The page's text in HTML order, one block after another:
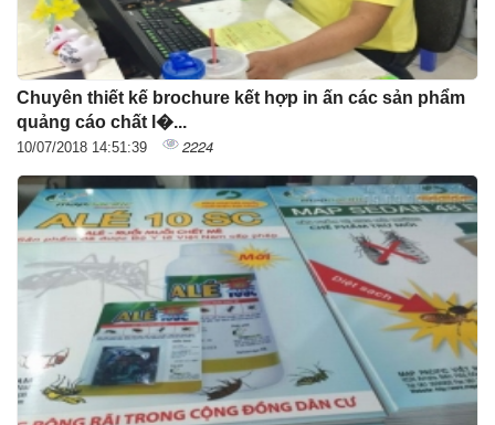
Chuyên thiết kế brochure kết hợp in ấn các sản phẩm
quảng cáo chất l�...
10/07/2018 14:51:39 2224